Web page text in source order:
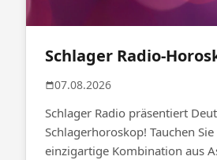
Schlager Radio-
07.08.2026
Schlager Radio präsentiert
Schlagerhoroskop! Tauchen
einzigartige Kombination aus